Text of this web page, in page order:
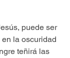
puede ser
la oscuridad
teñirá las